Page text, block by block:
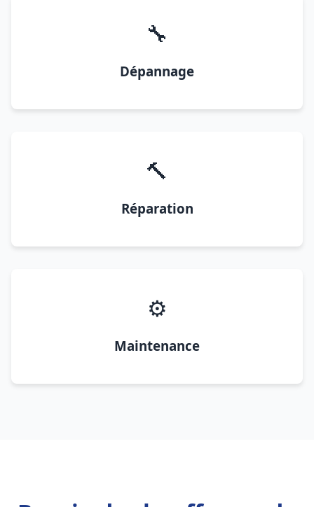
🔧
Dépannage
🔨
Réparation
⚙️
Maintenance